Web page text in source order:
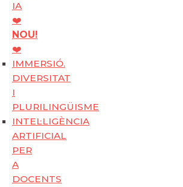
IA
❤️
NOU!
❤️
IMMERSIÓ.
DIVERSITAT
I
PLURILINGÜISME
INTEL·LIGÈNCIA
ARTIFICIAL
PER
A
DOCENTS